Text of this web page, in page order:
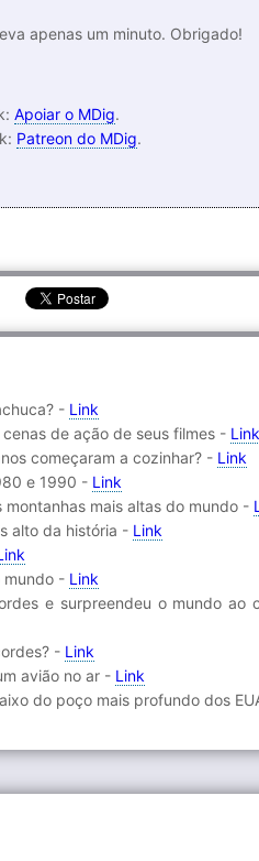
apenas um minuto. Obrigado!
Apoiar o MDig.
Patreon do MDig.
- Link
de ação de seus filmes - Link
começaram a cozinhar? - Link
e 1990 - Link
mais altas do mundo -
alto da história - Link
mundo - Link
e surpreendeu o mundo ao
- Link
avião no ar - Link
do poço mais profundo dos